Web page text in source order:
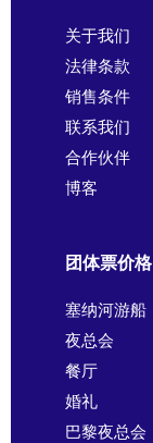
关于我们
法律条款
销售条件
联系我们
合作伙伴
博客
团体票价格
塞纳河游船
夜总会
餐厅
婚礼
巴黎夜总会